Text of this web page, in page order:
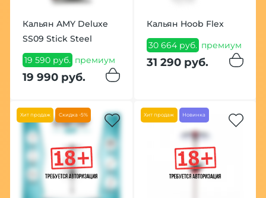
Кальян AMY Deluxe
SS09 Stick Steel
19 590 руб. премиум
19 990 руб.
Кальян Hoob Flex
30 664 руб. премиум
31 290 руб.
Хит продаж Скидка -5% Хит продаж Новинка